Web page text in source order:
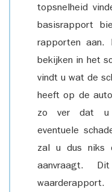
topsnelheid
basisrapport
rapporten aan.
bekijken in het
vindt u wat de
heeft op de
zo ver dat u
eventuele
zal u dus niks
aanvraagt.